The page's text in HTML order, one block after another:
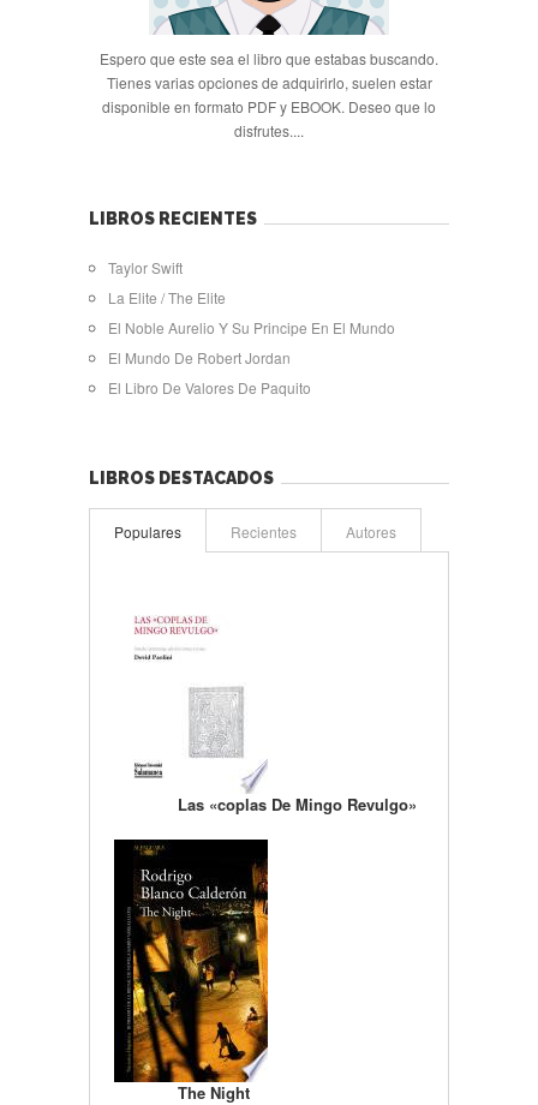
Espero que este sea el libro que estabas buscando.
Tienes varias opciones de adquirirlo, suelen estar
disponible en formato PDF y EBOOK. Deseo que lo
disfrutes....
LIBROS RECIENTES
Taylor Swift
La Elite / The Elite
El Noble Aurelio Y Su Principe En El Mundo
El Mundo De Robert Jordan
El Libro De Valores De Paquito
LIBROS DESTACADOS
Populares Recientes Autores
Las «coplas De Mingo Revulgo»
The Night